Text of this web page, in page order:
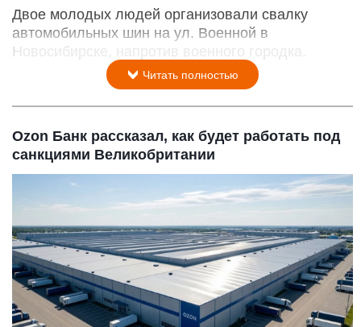
Двое молодых людей организовали свалку
автомобильных шин на ул. Военной в
Новосибирске, напротив военного городка.
Читать полностью
Ozon Банк рассказал, как будет работать под
санкциями Великобритании